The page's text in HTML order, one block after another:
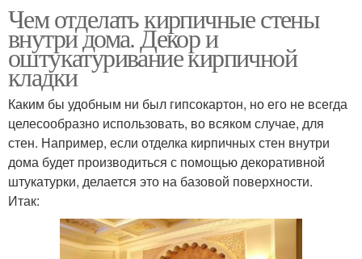
Чем отделать кирпичные стены
внутри дома. Декор и
оштукатуривание кирпичной
кладки
Каким бы удобным ни был гипсокартон, но его не всегда
целесообразно использовать, во всяком случае, для
стен. Например, если отделка кирпичных стен внутри
дома будет производиться с помощью декоративной
штукатурки, делается это на базовой поверхности.
Итак: